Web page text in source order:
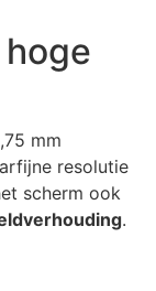
mm
resolutie
scherm ook
.